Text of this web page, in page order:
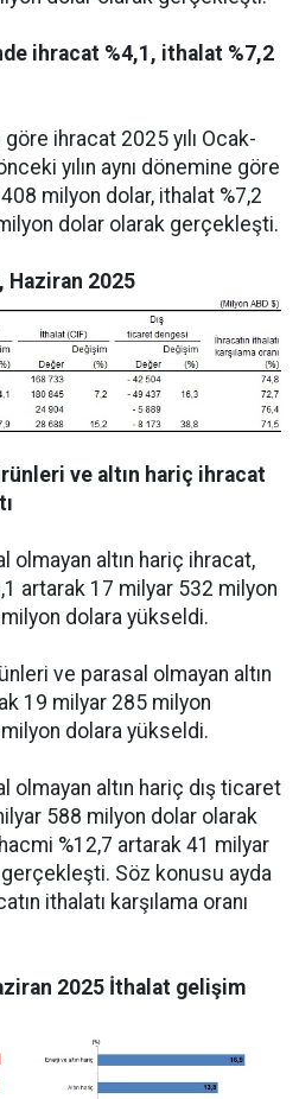
ihracat %4,1, ithalat %7,2
ihracat 2025 yılı Ocak-
yılın aynı dönemine göre
milyon dolar, ithalat %7,2
dolar olarak gerçekleşti.
Haziran 2025
ve altın hariç ihracat
olmayan altın hariç ihracat,
artarak 17 milyar 532 milyon
dolara yükseldi.
ve parasal olmayan altın
19 milyar 285 milyon
dolara yükseldi.
olmayan altın hariç dış ticaret
588 milyon dolar olarak
%12,7 artarak 41 milyar
Söz konusu ayda
ithalatı karşılama oranı
2025 İthalat gelişim